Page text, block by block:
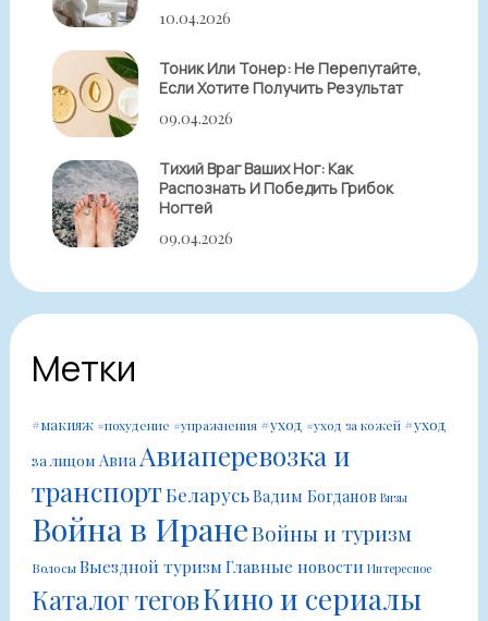
10.04.2026
Тоник Или Тонер: Не Перепутайте,
Если Хотите Получить Результат
09.04.2026
Тихий Враг Ваших Ног: Как
Распознать И Победить Грибок
Ногтей
09.04.2026
Метки
#макияж #похудение #упражнения #уход #уход за кожей #уход
за лицом Авиа Авиаперевозка и
транспортБеларусьВадим Богданов Визы
Война в ИранеВойны и туризм
ВолосыВыездной туризмГлавные новости Интересное
Каталог теговКино и сериалы